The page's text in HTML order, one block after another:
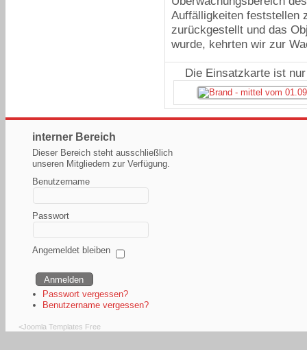
Auffälligkeiten feststellen
zurückgestellt und das
wurde, kehrten wir zur
Die Einsatzkarte ist
interner Bereich
Dieser Bereich steht ausschließlich
unseren Mitgliedern zur Verfügung.
Benutzername
Passwort
Angemeldet bleiben
Passwort vergessen?
Benutzername vergessen?
<Joomla Templates Free